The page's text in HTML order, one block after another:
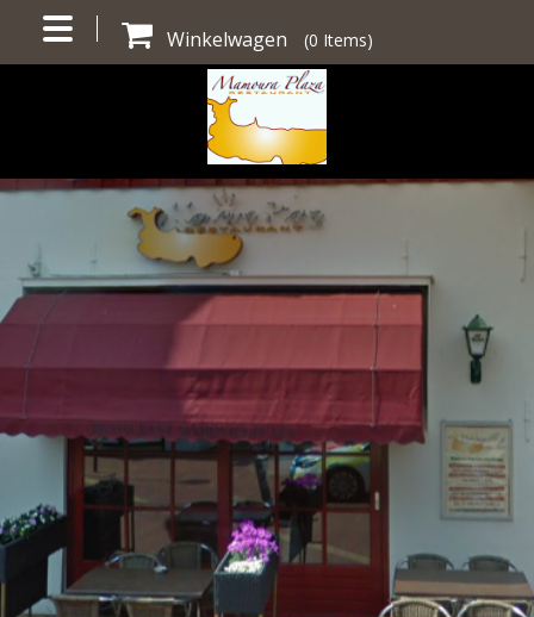
Winkelwagen (0 Items)